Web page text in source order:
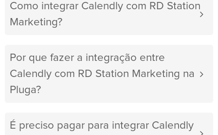
Como integrar Calendly com RD Station
Marketing?
Por que fazer a integração entre
Calendly com RD Station Marketing na
Pluga?
É preciso pagar para integrar Calendly